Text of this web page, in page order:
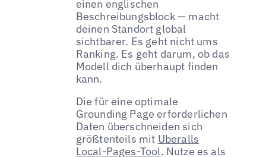
einen englischen
Beschreibungsblock — macht
deinen Standort global
sichtbarer. Es geht nicht ums
Ranking. Es geht darum, ob das
Modell dich überhaupt finden
kann.
Die für eine optimale
Grounding Page erforderlichen
Daten überschneiden sich
größtenteils mit Uberalls
Local-Pages-Tool. Nutze es als